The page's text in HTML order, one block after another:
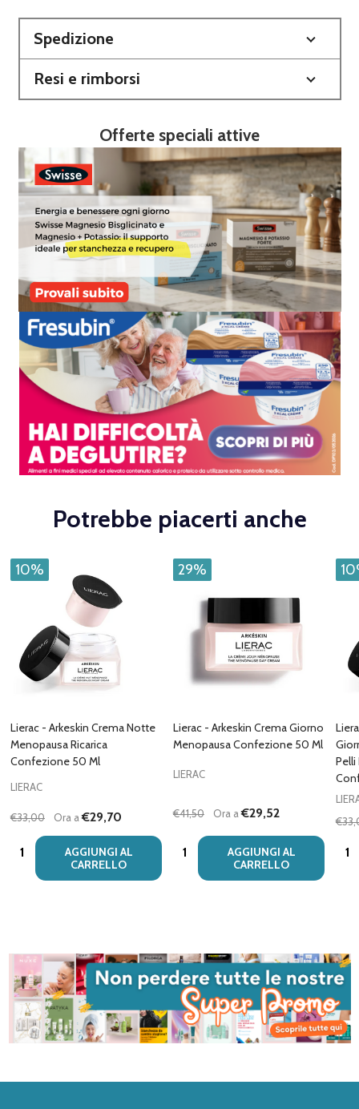
Spedizione
Resi e rimborsi
Offerte speciali attive
Potrebbe piacerti anche
10%
Lierac - Arkeskin Crema Notte
Menopausa Ricarica
Confezione 50 Ml
LIERAC
€33,00 Ora a€29,70
Quantità:
AGGIUNGI AL
CARRELLO
29%
Lierac - Arkeskin Crema Giorno
Menopausa Confezione 50 Ml
LIERAC
€41,50 Ora a€29,52
Quantità:
AGGIUNGI AL
CARRELLO
Pelli